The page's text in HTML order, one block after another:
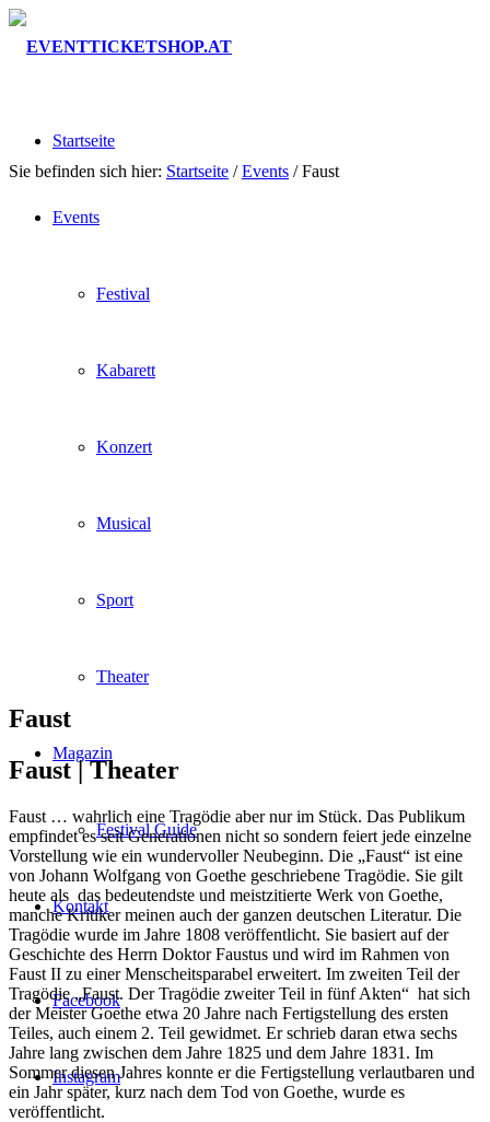
Startseite
Events
Festival
Kabarett
Konzert
Musical
Sport
Theater
Magazin
Festival Guide
Kontakt
Facebook
Instagram
Sie befinden sich hier: Startseite / Events / Faust
Faust
Faust |Theater
Faust … wahrlich eine Tragödie aber nur im Stück. Das Publikum
empfindet es seit Generationen nicht so sondern feiert jede einzelne
Vorstellung wie ein wundervoller Neubeginn. Die „Faust“ ist eine
von Johann Wolfgang von Goethe geschriebene Tragödie. Sie gilt
heute als das bedeutendste und meistzitierte Werk von Goethe,
manche Kritiker meinen auch der ganzen deutschen Literatur. Die
Tragödie wurde im Jahre 1808 veröffentlicht. Sie basiert auf der
Geschichte des Herrn Doktor Faustus und wird im Rahmen von
Faust II zu einer Menscheitsparabel erweitert. Im zweiten Teil der
Tragödie „Faust. Der Tragödie zweiter Teil in fünf Akten“ hat sich
der Meister Goethe etwa 20 Jahre nach Fertigstellung des ersten
Teiles, auch einem 2. Teil gewidmet. Er schrieb daran etwa sechs
Jahre lang zwischen dem Jahre 1825 und dem Jahre 1831. Im
Sommer diesen Jahres konnte er die Fertigstellung verlautbaren und
ein Jahr später, kurz nach dem Tod von Goethe, wurde es
veröffentlicht.